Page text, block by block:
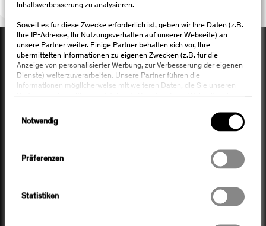
Inhaltsverbesserung zu analysieren.
Soweit es für diese Zwecke erforderlich ist, geben wir Ihre Daten (z.B.
Ihre IP-Adresse, Ihr Nutzungsverhalten auf unserer Webseite) an
unsere Partner weiter. Einige Partner behalten sich vor, Ihre
übermittelten Informationen zu eigenen Zwecken (z.B. für die
Anzeige von personalisierter Werbung, zur Verbesserung der eigenen
Dienste) weiterzuverarbeiten. Unsere Partner führen die
Informationen möglicherweise mit weiteren Daten, die Sie unseren
Partnern anderweitig bereitstellen (z.B. auf anderen Webseiten, in
geräteübergreifend verknüpft werden. Wir weisen darauf hin, dass
sich die Server unserer Partner in Drittländern befinden können, in
zeigen" und in unserer
Zwecke ("Cookies zulassen") oder nur für die von Ihnen angeklickten
Zwecke ("Auswahl erlauben") aktivieren. Sie können eine einmal
erteilte Einwilligung jederzeit frei und mit Wirkung für die Zukunft
Notwendig
Präferenzen
Statistiken
NEWSLETTER ABONNIEREN